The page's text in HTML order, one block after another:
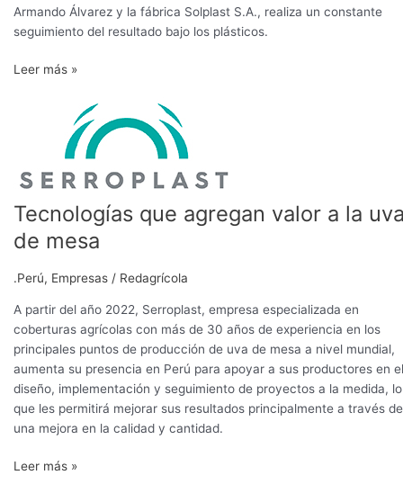
Armando Álvarez y la fábrica Solplast S.A., realiza un constante
seguimiento del resultado bajo los plásticos.
Leer más »
Tecnologías que agregan valor a la
de mesa
.Perú, Empresas / Redagrícola
A partir del año 2022, Serroplast, empresa especializada en
coberturas agrícolas con más de 30 años de experiencia en los
principales puntos de producción de uva de mesa a nivel mundial,
aumenta su presencia en Perú para apoyar a sus productores en el
diseño, implementación y seguimiento de proyectos a la medida, lo
que les permitirá mejorar sus resultados principalmente a través de
una mejora en la calidad y cantidad.
uva
de
Leer más »